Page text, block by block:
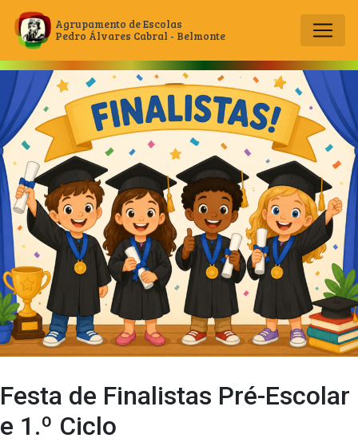
Main Navigation
Agrupamento de Escolas
Pedro Álvares Cabral - Belmonte
Festa de Finalistas Pré-Escolar
e 1.º Ciclo